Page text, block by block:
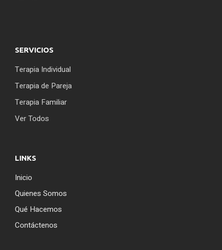
SERVICIOS
Terapia Individual
Terapia de Pareja
Terapia Familiar
Ver Todos
LINKS
Inicio
Quienes Somos
Qué Hacemos
Contáctenos